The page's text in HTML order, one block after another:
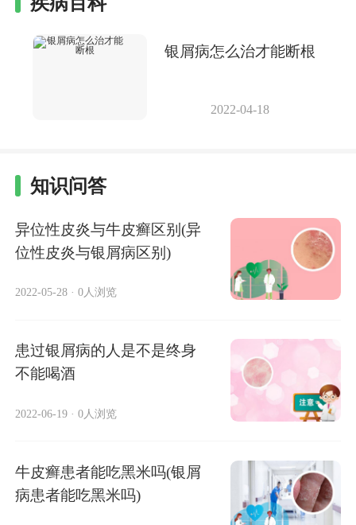
银屑病怎么治才能断根
2022-04-18
知识问答
异位性皮炎与牛皮癣区别(异
位性皮炎与银屑病区别)
2022-05-28 · 0人浏览
患过银屑病的人是不是终身
不能喝酒
2022-06-19 · 0人浏览
牛皮癣患者能吃黑米吗(银屑
病患者能吃黑米吗)